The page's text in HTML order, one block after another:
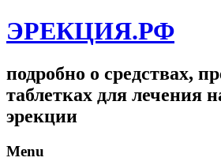
ЭРЕКЦИЯ.РФ
подробно о средствах,
таблетках для лечения
эрекции
Menu